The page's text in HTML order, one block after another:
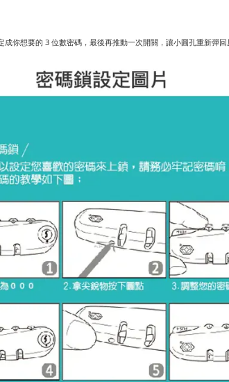
你想要的 3 位數密碼，最後再推動一次開關，讓小圓孔重新彈回